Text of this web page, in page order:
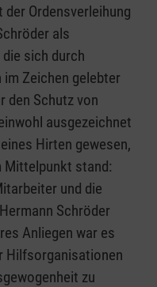
Ordensverleihung
als
sich durch
Zeichen gelebter
den Schutz von
ausgezeichnet
Hirten gewesen,
Mittelpunkt stand:
und die
Schröder
Anliegen war es
Hilfsorganisationen
zu